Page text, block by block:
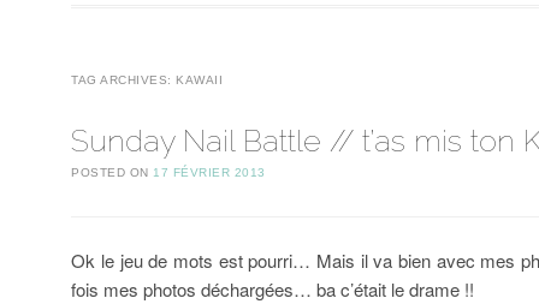
TAG ARCHIVES: KAWAII
Sunday Nail Battle // t’as mis ton
POSTED ON 17 FÉVRIER 2013
Ok le jeu de mots est pourri… Mais il va bien avec mes
fois mes photos déchargées… ba c’était le drame !!